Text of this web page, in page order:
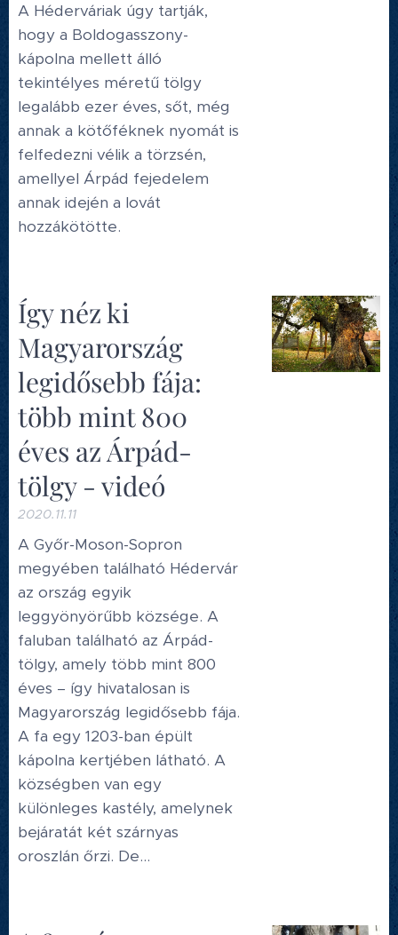
A Héderváriak úgy tartják,
hogy a Boldogasszony-
kápolna mellett álló
tekintélyes méretű tölgy
legalább ezer éves, sőt, még
annak a kötőféknek nyomát is
felfedezni vélik a törzsén,
amellyel Árpád fejedelem
annak idején a lovát
hozzákötötte.
Így néz ki
Magyarország
legidősebb fája:
több mint 800
éves az Árpád-
tölgy - videó
2020.11.11
A Győr-Moson-Sopron
megyében található Hédervár
az ország egyik
leggyönyörűbb községe. A
faluban található az Árpád-
tölgy, amely több mint 800
éves – így hivatalosan is
Magyarország legidősebb fája.
A fa egy 1203-ban épült
kápolna kertjében látható. A
községben van egy
különleges kastély, amelynek
bejáratát két szárnyas
oroszlán őrzi. De...